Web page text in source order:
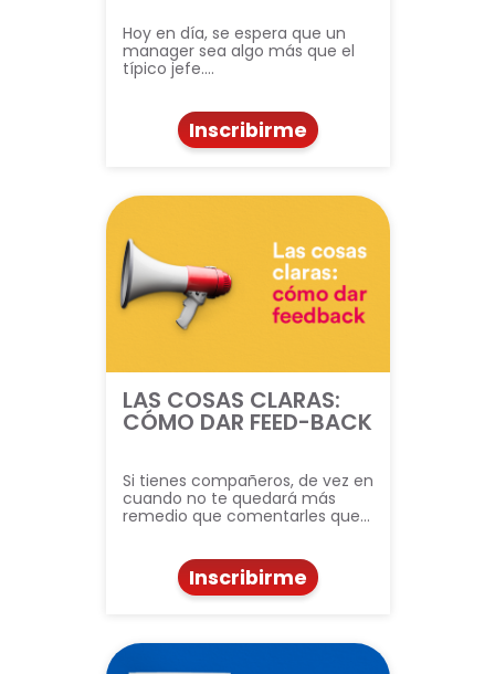
Hoy en día, se espera que un
manager sea algo más que el
típico jefe.…
Inscribirme
LAS COSAS CLARAS:
CÓMO DAR FEED-BACK
Si tienes compañeros, de vez en
cuando no te quedará más
remedio que comentarles que…
Inscribirme